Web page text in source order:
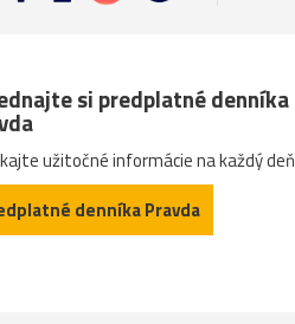
si predplatné denníka
užitočné informácie na každý deň
denníka Pravda